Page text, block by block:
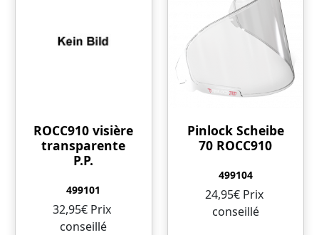
ROCC910 visière
transparente
P.P.
499101
32,95€ Prix ​​
conseillé
Pinlock Scheibe
70 ROCC910
499104
24,95€ Prix ​​
conseillé